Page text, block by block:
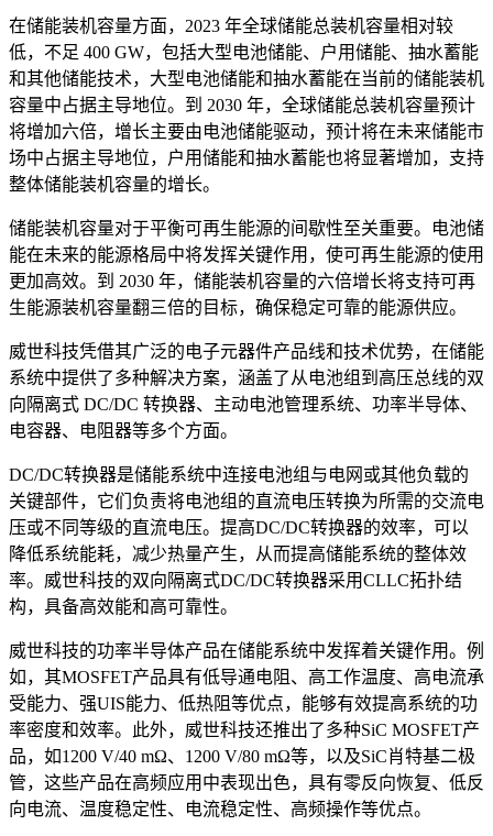
在储能装机容量方面，2023 年全球储能总装机容量相对较
低，不足 400 GW，包括大型电池储能、户用储能、抽水蓄能
和其他储能技术，大型电池储能和抽水蓄能在当前的储能装机
容量中占据主导地位。到 2030 年，全球储能总装机容量预计
将增加六倍，增长主要由电池储能驱动，预计将在未来储能市
场中占据主导地位，户用储能和抽水蓄能也将显著增加，支持
整体储能装机容量的增长。
储能装机容量对于平衡可再生能源的间歇性至关重要。电池储
能在未来的能源格局中将发挥关键作用，使可再生能源的使用
更加高效。到 2030 年，储能装机容量的六倍增长将支持可再
生能源装机容量翻三倍的目标，确保稳定可靠的能源供应。
威世科技凭借其广泛的电子元器件产品线和技术优势，在储能
系统中提供了多种解决方案，涵盖了从电池组到高压总线的双
向隔离式 DC/DC 转换器、主动电池管理系统、功率半导体、
电容器、电阻器等多个方面。
DC/DC转换器是储能系统中连接电池组与电网或其他负载的
关键部件，它们负责将电池组的直流电压转换为所需的交流电
压或不同等级的直流电压。提高DC/DC转换器的效率，可以
降低系统能耗，减少热量产生，从而提高储能系统的整体效
率。威世科技的双向隔离式DC/DC转换器采用CLLC拓扑结
构，具备高效能和高可靠性。
威世科技的功率半导体产品在储能系统中发挥着关键作用。例
如，其MOSFET产品具有低导通电阻、高工作温度、高电流承
受能力、强UIS能力、低热阻等优点，能够有效提高系统的功
率密度和效率。此外，威世科技还推出了多种SiC MOSFET产
品，如1200 V/40 mΩ、1200 V/80 mΩ等，以及SiC肖特基二极
管，这些产品在高频应用中表现出色，具有零反向恢复、低反
向电流、温度稳定性、电流稳定性、高频操作等优点。